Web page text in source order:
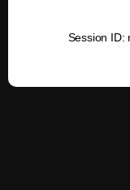
Session ID: